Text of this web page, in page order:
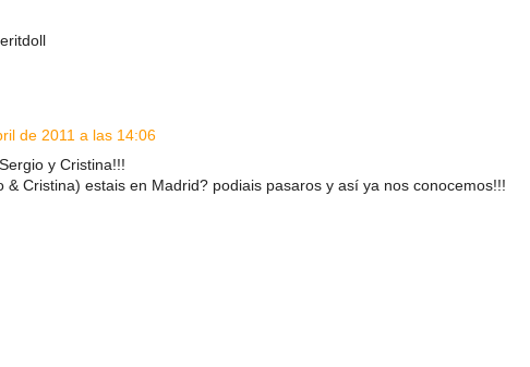
de 2011 a las 14:06
y Cristina!!!
& Cristina) estais en Madrid? podiais pasaros y así ya nos conocemos!!!